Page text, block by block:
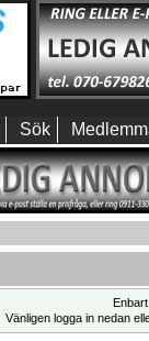
Sök
Vänligen logga in nedan